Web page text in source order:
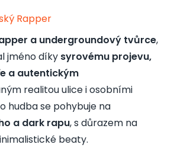
Rapper
a undergroundový tvůrce,
jméno díky syrovému projevu,
a autentickým
realitou ulice i osobními
hudba se pohybuje na
a dark rapu, s důrazem na
beaty.